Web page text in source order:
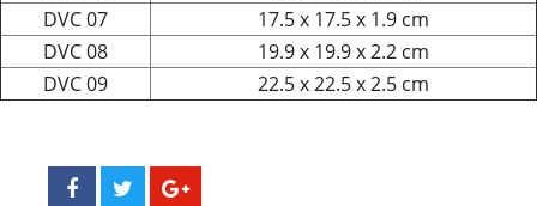
DVC 07
17.5 x 17.5 x 1.9 cm
DVC 08
19.9 x 19.9 x 2.2 cm
DVC 09
22.5 x 22.5 x 2.5 cm